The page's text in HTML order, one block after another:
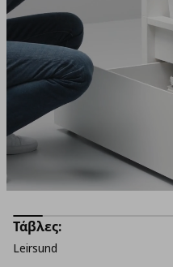
Τάβλες:
Leirsund